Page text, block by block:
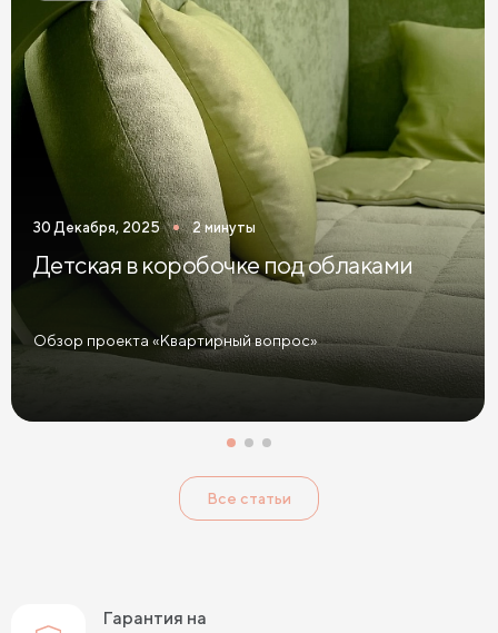
30 Декабря, 2025 2 минуты
Детская в коробочке под облаками
Обзор проекта «Квартирный вопрос»
Все статьи
Гарантия на